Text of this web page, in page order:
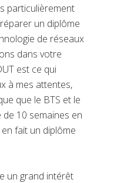
particulièrement
un diplôme
de réseaux
dans votre
est ce qui
à mes attentes,
que le BTS et le
10 semaines en
fait un diplôme
un grand intérêt